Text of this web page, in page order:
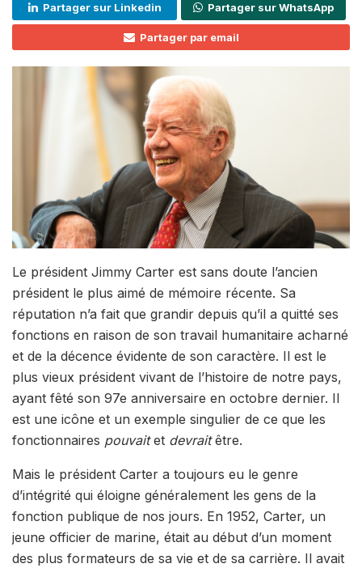
Partager sur Linkedin Partager sur WhatsApp
Partager par email
Le président Jimmy Carter est sans doute l’ancien
président le plus aimé de mémoire récente. Sa
réputation n’a fait que grandir depuis qu’il a quitté ses
fonctions en raison de son travail humanitaire acharné
et de la décence évidente de son caractère. Il est le
plus vieux président vivant de l’histoire de notre pays,
ayant fêté son 97e anniversaire en octobre dernier. Il
est une icône et un exemple singulier de ce que les
fonctionnaires pouvaitet devraitêtre.
Mais le président Carter a toujours eu le genre
d’intégrité qui éloigne généralement les gens de la
fonction publique de nos jours. En 1952, Carter, un
jeune officier de marine, était au début d’un moment
des plus formateurs de sa vie et de sa carrière. Il avait